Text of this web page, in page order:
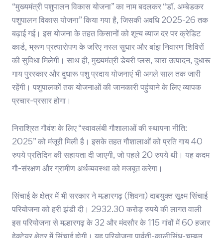
“मुख्यमंत्री पशुपालन विकास योजना” का नाम बदलकर “डॉ. अम्बेडकर
पशुपालन विकास योजना” किया गया है, जिसकी अवधि 2025-26 तक
बढ़ाई गई। इस योजना के तहत किसानों को शून्य ब्याज दर पर क्रेडिट
कार्ड, भ्रूण प्रत्यारोपण के जरिए नस्ल सुधार और बांझ निवारण शिविरों
की सुविधा मिलेगी। साथ ही, मुख्यमंत्री डेयरी प्लस, चारा उत्पादन, दुधारू
गाय पुरस्कार और दुधारू पशु प्रदाय योजनाएं भी अगले साल तक जारी
रहेंगी। पशुपालकों तक योजनाओं की जानकारी पहुंचाने के लिए व्यापक
प्रचार-प्रसार होगा।
निराश्रित गौवंश के लिए “स्वावलंबी गौशालाओं की स्थापना नीति:
2025” को मंजूरी मिली है। इसके तहत गौशालाओं को प्रति गाय 40
रुपये प्रतिदिन की सहायता दी जाएगी, जो पहले 20 रुपये थी। यह कदम
गौ-संरक्षण और ग्रामीण अर्थव्यवस्था को मजबूत करेगा।
सिंचाई के क्षेत्र में भी सरकार ने मल्हारगढ़ (शिवना) दाबयुक्त सूक्ष्म सिंचाई
परियोजना को हरी झंडी दी। 2932.30 करोड़ रुपये की लागत वाली
इस परियोजना से मल्हारगढ़ के 32 और मंदसौर के 115 गांवों में 60 हजार